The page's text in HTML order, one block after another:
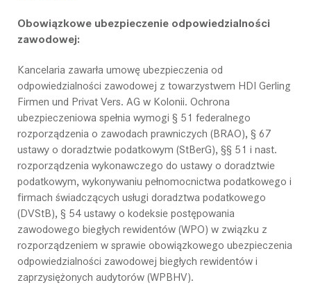
Obowiązkowe ubezpieczenie odpowiedzialności
zawodowej:
Kancelaria zawarła umowę ubezpieczenia od
odpowiedzialności zawodowej z towarzystwem HDI Gerling
Firmen und Privat Vers. AG w Kolonii. Ochrona
ubezpieczeniowa spełnia wymogi § 51 federalnego
rozporządzenia o zawodach prawniczych (BRAO), § 67
ustawy o doradztwie podatkowym (StBerG), §§ 51 i nast.
rozporządzenia wykonawczego do ustawy o doradztwie
podatkowym, wykonywaniu pełnomocnictwa podatkowego i
firmach świadczących usługi doradztwa podatkowego
(DVStB), § 54 ustawy o kodeksie postępowania
zawodowego biegłych rewidentów (WPO) w związku z
rozporządzeniem w sprawie obowiązkowego ubezpieczenia
odpowiedzialności zawodowej biegłych rewidentów i
zaprzysiężonych audytorów (WPBHV).